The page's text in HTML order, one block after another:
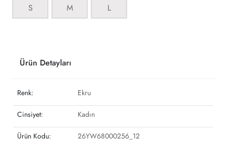
S M L
Ürün Detayları
Renk: Ekru
Cinsiyet: Kadın
Ürün Kodu: 26YW68000256_12